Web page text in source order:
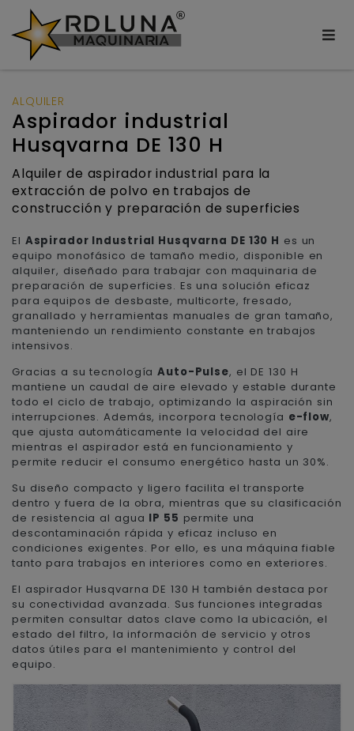
ALQUILER
Aspirador industrial
Husqvarna DE 130 H
Alquiler de aspirador industrial para la
extracción de polvo en trabajos de
construcción y preparación de superficies
El Aspirador Industrial Husqvarna DE 130 H es un
equipo monofásico de tamaño medio, disponible en
alquiler, diseñado para trabajar con maquinaria de
preparación de superficies. Es una solución eficaz
para equipos de desbaste, multicorte, fresado,
granallado y herramientas manuales de gran tamaño,
manteniendo un rendimiento constante en trabajos
intensivos.
Gracias a su tecnologíaAuto-Pulse, el DE 130 H
mantiene un caudal de aire elevado y estable durante
todo el ciclo de trabajo, optimizando la aspiración sin
interrupciones. Además, incorpora tecnología e-flow,
que ajusta automáticamente la velocidad del aire
mientras el aspirador está en funcionamiento y
permite reducir el consumo energético hasta un 30%.
Su diseño compacto y ligero facilita el transporte
dentro y fuera de la obra, mientras que su clasificación
de resistencia al agua IP 55 permite una
descontaminación rápida y eficaz incluso en
condiciones exigentes. Por ello, es una máquina fiable
tanto para trabajos en interiores como en exteriores.
El aspirador Husqvarna DE 130 H también destaca por
su conectividad avanzada. Sus funciones integradas
permiten consultar datos clave como la ubicación, el
estado del filtro, la información de servicio y otros
datos útiles para el mantenimiento y control del
equipo.